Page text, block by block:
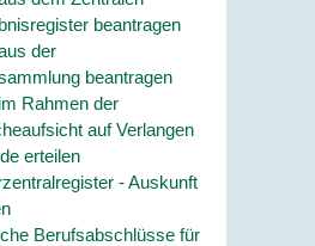
beantragen
der
beantragen
Rahmen der
auf Verlangen
erteilen
- Auskunft
Berufsabschlüsse für